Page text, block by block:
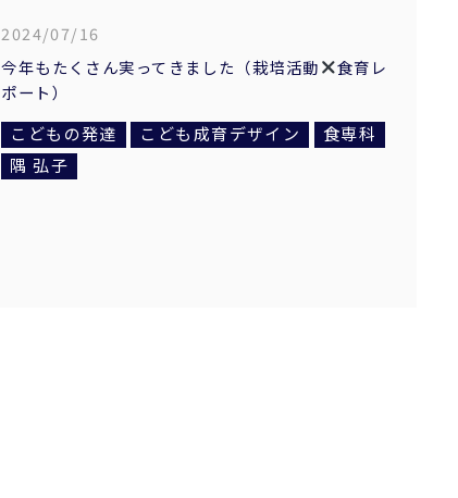
2024/07/16
今年もたくさん実ってきました（栽培活動
食育レ
ポート）
こどもの発達
こども成育デザイン
食専科
隅 弘子